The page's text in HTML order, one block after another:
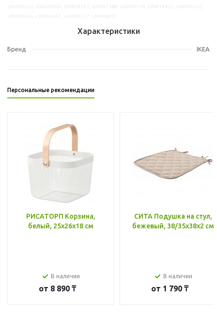
Характеристики
Бренд IKEA
Персональные рекомендации
РИСАТОРП Корзина,
белый, 25x26x18 см
В наличии
от 8 890 ₸
СИТА Подушка на стул,
бежевый, 38/35x38x2 см
В наличии
от 1 790 ₸